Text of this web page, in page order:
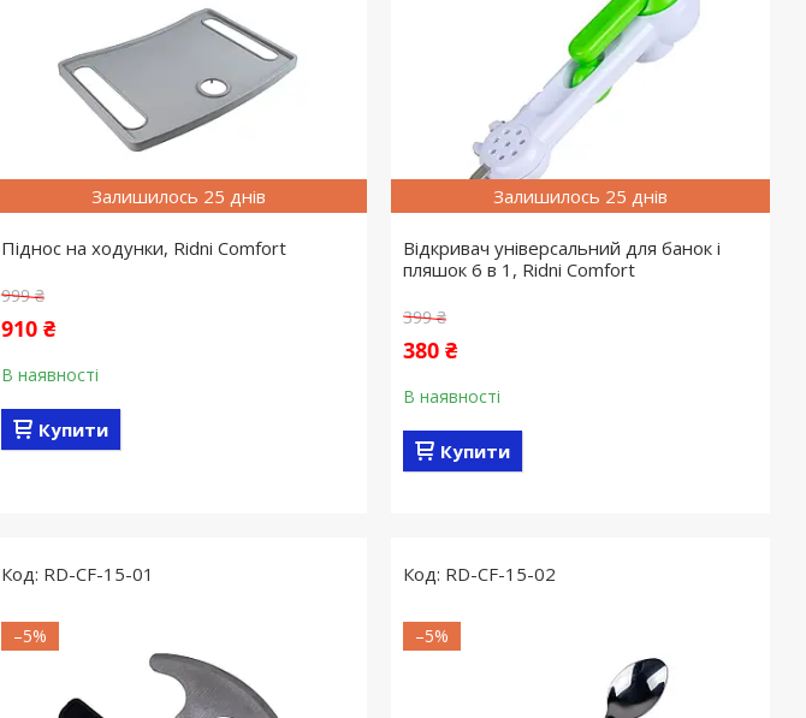
Залишилось 25 днів
Піднос на ходунки, Ridni Comfort
999 ₴
910 ₴
В наявності
Купити
Залишилось 25 днів
Відкривач універсальний для банок і
пляшок 6 в 1, Ridni Comfort
399 ₴
380 ₴
В наявності
Купити
RD-CF-15-01
–5%
RD-CF-15-02
–5%